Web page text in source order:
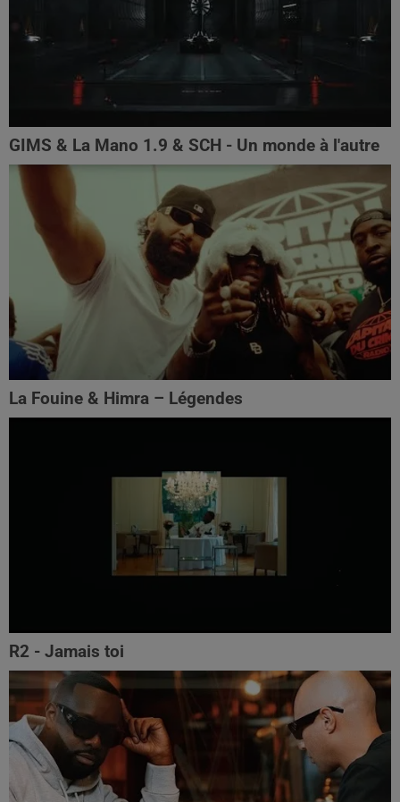
GIMS & La Mano 1.9 & SCH - Un monde à l'autre
La Fouine & Himra – Légendes
R2 - Jamais toi